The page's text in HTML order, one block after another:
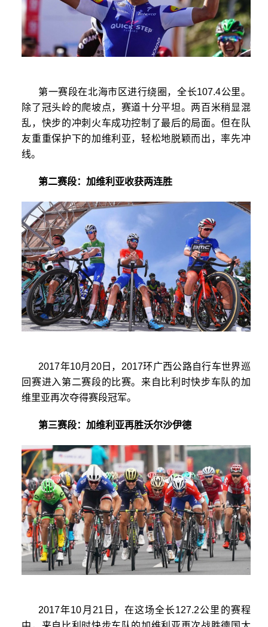
第一赛段在北海市区进行绕圈，全长107.4公里。
除了冠头岭的爬坡点，赛道十分平坦。两百米稍显混
乱，快步的冲刺火车成功控制了最后的局面。但在队
友重重保护下的加维利亚，轻松地脱颖而出，率先冲
线。
第二赛段：加维利亚收获两连胜
2017年10月20日，2017环广西公路自行车世界巡
回赛进入第二赛段的比赛。来自比利时快步车队的加
维里亚再次夺得赛段冠军。
第三赛段：加维利亚再胜沃尔沙伊德
2017年10月21日，在这场全长127.2公里的赛程